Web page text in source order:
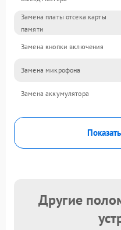
Замена платы отсека карты
памяти
Замена кнопки включения
Замена микрофона
Замена аккумулятора
Другие